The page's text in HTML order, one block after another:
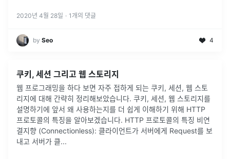
2020년 4월 28일 · 1 개의 댓글
by Seo 4
쿠키, 세션 그리고 웹 스토리지
웹 프로그래밍을 하다 보면 자주 접하게 되는 쿠키, 세션, 웹 스토
리지에 대해 간략히 정리해보았습니다. 쿠키, 세션, 웹 스토리지를
설명하기에 앞서 왜 사용하는지를 더 쉽게 이해하기 위해 HTTP
프로토콜의 특징을 알아보겠습니다. HTTP 프로토콜의 특징 비연
결지향 (Connectionless): 클라이언트가 서버에게 Request를 보
내고 서버가 클...